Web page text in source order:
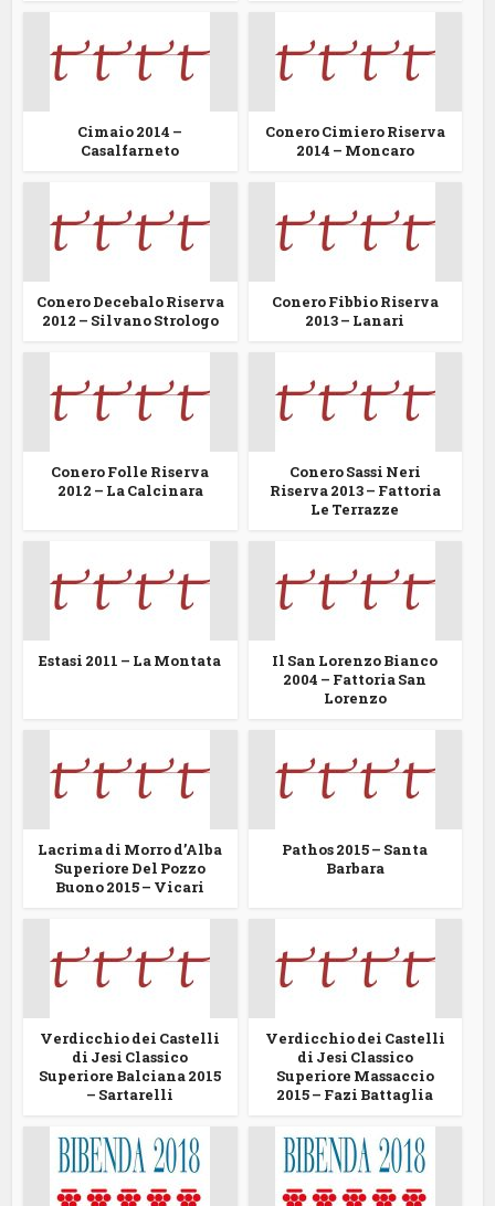
Cimaio 2014 –
Casalfarneto
Conero Cimiero Riserva
2014 – Moncaro
Conero Decebalo Riserva
2012 – Silvano Strologo
Conero Fibbio Riserva
2013 – Lanari
Conero Folle Riserva
2012 – La Calcinara
Conero Sassi Neri
Riserva 2013 – Fattoria
Le Terrazze
Estasi 2011 – La Montata
Il San Lorenzo Bianco
2004 – Fattoria San
Lorenzo
Lacrima di Morro d’Alba
Superiore Del Pozzo
Buono 2015 – Vicari
Pathos 2015 – Santa
Barbara
Verdicchio dei Castelli
di Jesi Classico
Superiore Balciana 2015
– Sartarelli
Verdicchio dei Castelli
di Jesi Classico
Superiore Massaccio
2015 – Fazi Battaglia